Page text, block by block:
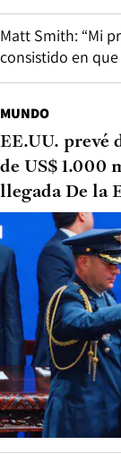
Matt Smith: “Mi
consistido en
MUNDO
EE.UU. prevé
de US$ 1.000
llegada De la